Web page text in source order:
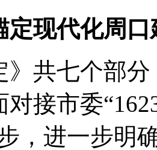
现代化周口
共七个部分
对接市委
， 进一步明